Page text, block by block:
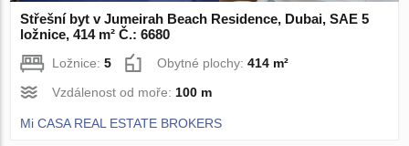
Střešní byt v Jumeirah Beach Residence, Dubai, SAE 5
ložnice, 414 m² Č.: 6680
Ložnice:5 Obytné plochy:414 m²
Vzdálenost od moře: 100 m
Mi CASA REAL ESTATE BROKERS